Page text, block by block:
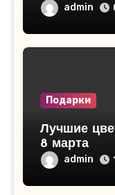
admin
Подарки
Лучшие
8 марта
admin